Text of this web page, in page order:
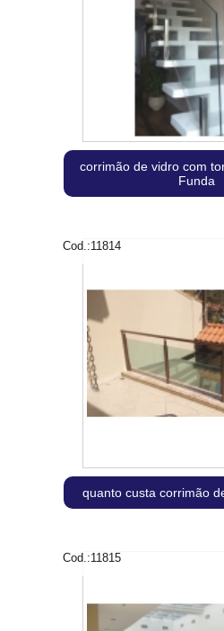
corrimão de vidro com
Funda
Cod.:11814
quanto custa corrimão
Cod.:11815